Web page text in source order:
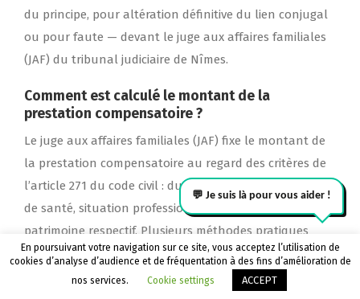
du principe, pour altération définitive du lien conjugal
ou pour faute — devant le juge aux affaires familiales
(JAF) du tribunal judiciaire de Nîmes.
Comment est calculé le montant de la
prestation compensatoire ?
Le juge aux affaires familiales (JAF) fixe le montant de
la prestation compensatoire au regard des critères de
l’article 271 du code civil : durée du mariage, âge, état
de santé, situation professionnelle, droits à la retraite,
patrimoine respectif. Plusieurs méthodes pratiques
coexistent (tiers des revenus, méthode Martin Saint-
Léon, méthode 20 % × durée), mais aucune n’est
En poursuivant votre navigation sur ce site, vous acceptez l’utilisation de
cookies d’analyse d’audience et de fréquentation à des fins d’amélioration de
nos services.
Cookie settings ACCEPT
Appeler le cabinet Être rappelé